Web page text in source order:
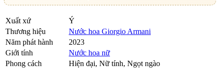
Xuất xứ
Ý
Thương hiệu
Nước hoa Giorgio Armani
Năm phát hành
2023
Giới tính
Nước hoa nữ
Phong cách
Hiện đại, Nữ tính, Ngọt ngào